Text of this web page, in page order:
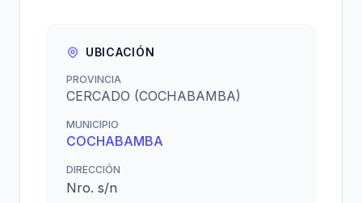
UBICACIÓN
PROVINCIA
CERCADO (COCHABAMBA)
MUNICIPIO
COCHABAMBA
DIRECCIÓN
Nro. s/n